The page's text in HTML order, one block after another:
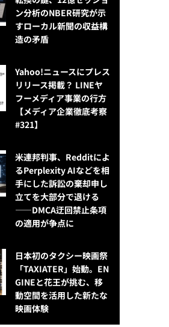
ン分析のNBER研究が示
すローカル新聞の収益構
造の矛盾
Yahoo!ニュースにプレス
リリース掲載？ LINEヤ
フーメディア事業の行方
【メディア企業徹底考察
#321】
米連邦判事、Redditによ
るPerplexity AIなどを相
手にした訴訟の棄却申し
立てを大部分で退ける
——DMCA迂回禁止条項
の適用が争点に
日本初のタクシー映画祭
「TAXIATER」始動。EN
GINEと花王が挑む、移
動空間を活用した新たな
映画体験